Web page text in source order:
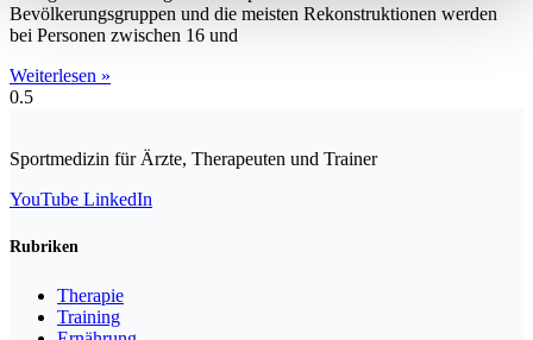
Bevölkerungsgruppen und die meisten Rekonstruktionen werden
bei Personen zwischen 16 und
Weiterlesen »
Sportmedizin für Ärzte, Therapeuten und Trainer
YouTube LinkedIn
Rubriken
Therapie
Training